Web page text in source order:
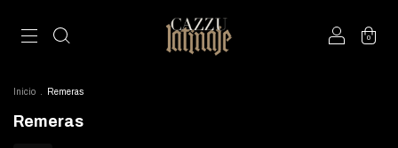
0
Inicio Remeras
Remeras